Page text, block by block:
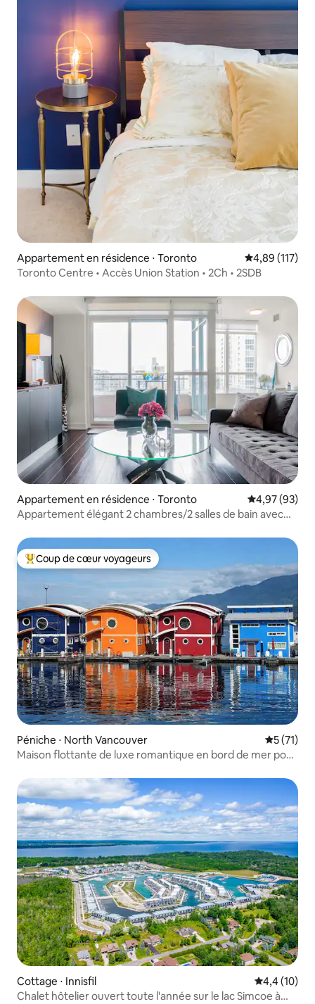
Appartement en résidence ⋅ Toronto Évaluation
4,89 (117)
Toronto Centre • Accès Union Station • 2Ch • 2SDB
Appartement en résidence ⋅ Toronto Évaluation
4,97 (93)
Appartement élégant 2 chambres/2 salles de bain avec
Coups de cœur voyageurs les plus appréciés
Coup de cœur voyageurs
Péniche ⋅ North Vancouver
5 (71)
Maison flottante de luxe romantique en bord de mer pour
Cottage ⋅ Innisfil Évaluation
4,4 (10)
Chalet hôtelier ouvert toute l'année sur le lac Simcoe à